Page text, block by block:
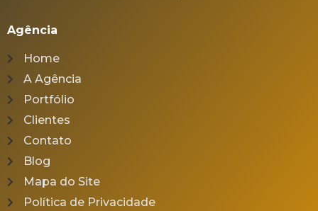
Agência
Home
A Agência
Portfólio
Clientes
Contato
Blog
Mapa do Site
Política de Privacidade